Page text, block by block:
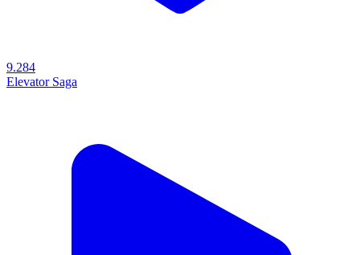
9.284
Elevator Saga